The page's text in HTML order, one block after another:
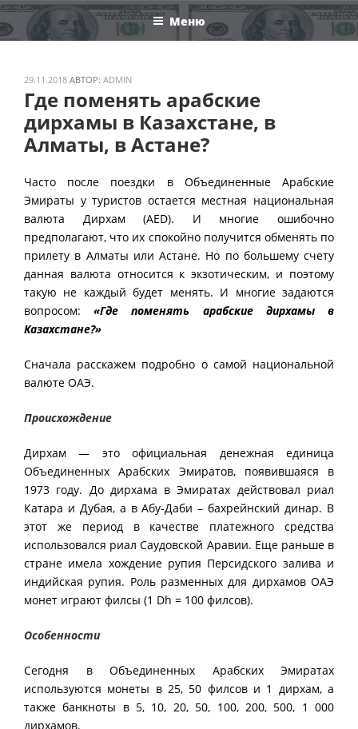
Перейти
к
Меню
ОПУБЛИКОВАНО
29.11.2018 АВТОР: ADMIN
Где поменять арабские
дирхамы в Казахстане, в
Алматы, в Астане?
Часто после поездки в Объединенные Арабские
Эмираты у туристов остается местная национальная
валюта Дирхам (AED). И многие ошибочно
предполагают, что их спокойно получится обменять по
прилету в Алматы или Астане. Но по большему счету
данная валюта относится к экзотическим, и поэтому
такую не каждый будет менять. И многие задаются
вопросом:«Где поменять арабские дирхамы в
Казахстане?»
Сначала расскажем подробно о самой национальной
валюте ОАЭ.
Происхождение
Дирхам — это официальная денежная единица
Объединенных Арабских Эмиратов, появившаяся в
1973 году. До дирхама в Эмиратах действовал риал
Катара и Дубая, а в Абу-Даби – бахрейнский динар. В
этот же период в качестве платежного средства
использовался риал Саудовской Аравии. Еще раньше в
стране имела хождение рупия Персидского залива и
индийская рупия. Роль разменных для дирхамов ОАЭ
монет играют филсы (1 Dh = 100 филсов).
Особенности
Сегодня в Объединенных Арабских Эмиратах
используются монеты в 25, 50 филсов и 1 дирхам, а
также банкноты в 5, 10, 20, 50, 100, 200, 500, 1 000
дирхамов.